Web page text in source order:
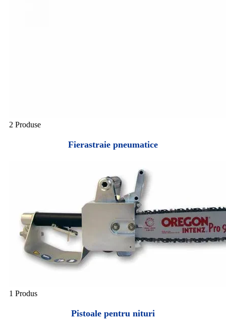
2 Produse
Fierastraie pneumatice
1 Produs
Pistoale pentru nituri